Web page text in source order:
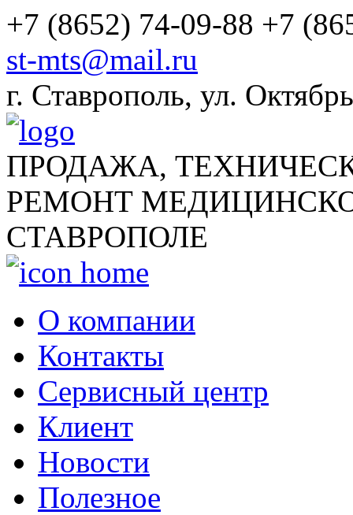
+7 (8652) 74-09-88 +7
st-mts@mail.ru
г. Ставрополь, ул.
ПРОДАЖА,
РЕМОНТ
СТАВРОПОЛЕ
О компании
Контакты
Сервисный центр
Клиент
Новости
Полезное